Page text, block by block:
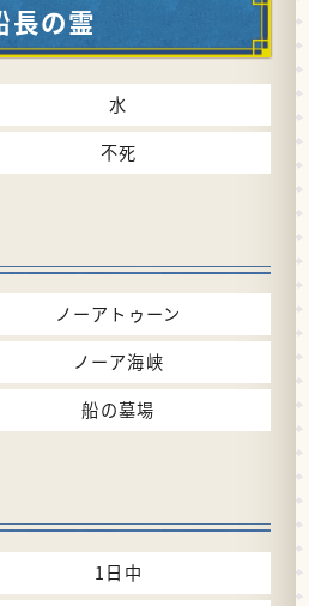
長の霊
水
不死
ノーアトゥーン
ノーア海峡
船の墓場
1日中